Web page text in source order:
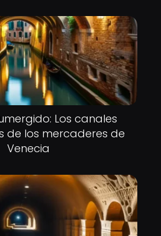
Los canales
de los mercaderes de
Venecia